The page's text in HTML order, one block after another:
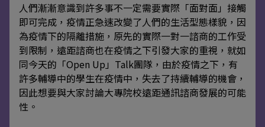
人們漸漸意識到許多事不一定需要實際「面對面」接觸
即可完成，疫情正急速改變了人們的生活型態樣貌，因
為疫情下的隔離措施，原先的實際一對一諮商的工作受
到限制，遠距諮商也在疫情之下引發大家的重視，就如
同今天的「Open Up」Talk團隊，由於疫情之下，有
許多輔導中的學生在疫情中，失去了持續輔導的機會，
因此想要與大家討論大專院校遠距通訊諮商發展的可能
性。